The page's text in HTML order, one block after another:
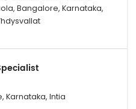
Bangalore, Karnataka,
Karnataka, Intia